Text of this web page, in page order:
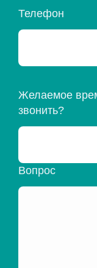
Телефон
Желаемое
звонить?
Вопрос